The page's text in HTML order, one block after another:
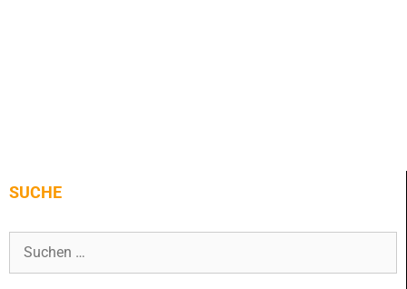
SUCHE